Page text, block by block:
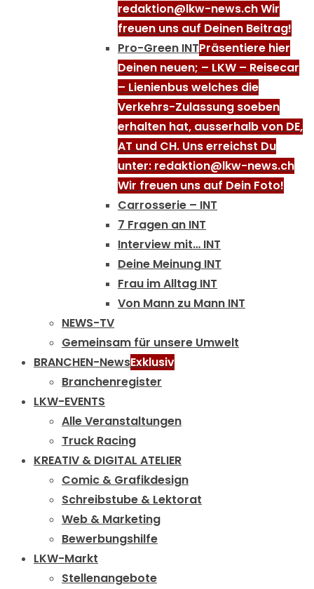
redaktion@lkw-news.ch Wir
freuen uns auf Deinen Beitrag!
Pro-Green INTPräsentiere hier
Deinen neuen; – LKW – Reisecar
– Lienienbus welches die
Verkehrs-Zulassung soeben
erhalten hat, ausserhalb von DE,
AT und CH. Uns erreichst Du
unter: redaktion@lkw-news.ch
Wir freuen uns auf Dein Foto!
Carrosserie – INT
7 Fragen an INT
Interview mit… INT
Deine Meinung INT
Frau im Alltag INT
Von Mann zu Mann INT
NEWS-TV
Gemeinsam für unsere Umwelt
BRANCHEN-NewsExklusiv
Branchenregister
LKW-EVENTS
Alle Veranstaltungen
Truck Racing
KREATIV & DIGITAL ATELIER
Comic & Grafikdesign
Schreibstube & Lektorat
Web & Marketing
Bewerbungshilfe
LKW-Markt
Stellenangebote